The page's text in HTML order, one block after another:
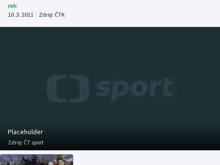
Atletika
Basketbal
Historické návraty
roh
10. 3. 2011 | Zdroj: ČTK
Placeholder
Zdroj: ČT sport